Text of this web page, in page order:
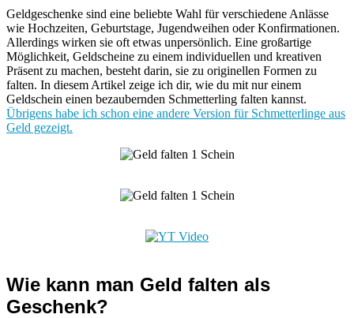
Geldgeschenke sind eine beliebte Wahl für verschiedene Anlässe
wie Hochzeiten, Geburtstage, Jugendweihen oder Konfirmationen.
Allerdings wirken sie oft etwas unpersönlich. Eine großartige
Möglichkeit, Geldscheine zu einem individuellen und kreativen
Präsent zu machen, besteht darin, sie zu originellen Formen zu
falten. In diesem Artikel zeige ich dir, wie du mit nur einem
Geldschein einen bezaubernden Schmetterling falten kannst.
Übrigens habe ich schon eine andere Version für Schmetterlinge aus
Geld gezeigt.
Wie kann man Geld falten als
Geschenk?